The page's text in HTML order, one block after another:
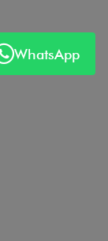
WhatsApp